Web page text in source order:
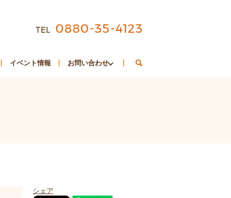
イベント情報 お問い合わせ
シェア